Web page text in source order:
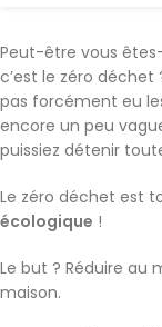
Peut-être vous
c’est le zéro déchet
pas forcément eu
encore un peu
puissiez détenir
Le zéro déchet est
écologique !
Le but ? Réduire au
maison.